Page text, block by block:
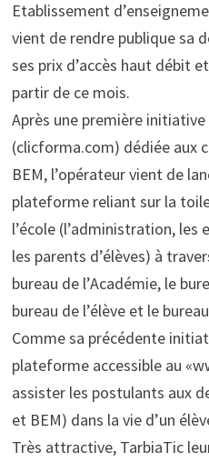
Etablissement
vient de rendre publique sa
ses prix d’accès haut débit
partir de ce mois.
Après une première
(clicforma.com) dédiée aux
BEM, l’opérateur vient de
plateforme reliant sur la
l’école (l’administration, les
les parents d’élèves) à
bureau de l’Académie, le
bureau de l’élève et le
Comme sa précédente
plateforme accessible au
assister les postulants aux
et BEM) dans la vie d’un
Très attractive, TarbiaTic